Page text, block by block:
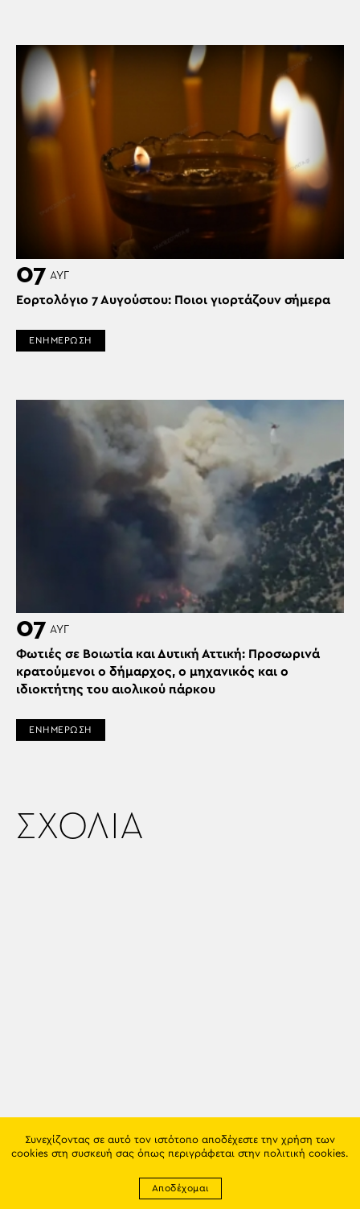
07 ΑΥΓ
Εορτολόγιο 7 Αυγούστου: Ποιοι γιορτάζουν σήμερα
ΕΝΗΜΕΡΩΣΗ
07 ΑΥΓ
Φωτιές σε Βοιωτία και Δυτική Αττική: Προσωρινά
κρατούμενοι ο δήμαρχος, ο μηχανικός και ο
ιδιοκτήτης του αιολικού πάρκου
ΕΝΗΜΕΡΩΣΗ
ΣΧΟΛΙΑ
Συνεχίζοντας σε αυτό τον ιστότοπο αποδέχεστε την χρήση των
cookies στη συσκευή σας όπως περιγράφεται στην πολιτική cookies.
Αποδέχομαι